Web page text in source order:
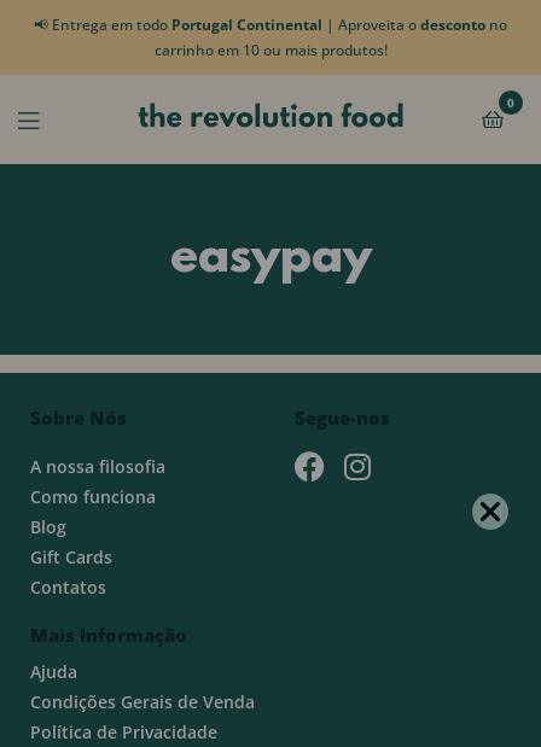
📢 Entrega em todo Portugal Continental | Aproveita odesconto no
carrinho em 10 ou mais produtos!
0
easypay
Sobre Nós
A nossa filosofia
Como funciona
Blog
Gift Cards
Contatos
Mais Informação
Ajuda
Condições Gerais de Venda
Política de Privacidade
Segue-nos